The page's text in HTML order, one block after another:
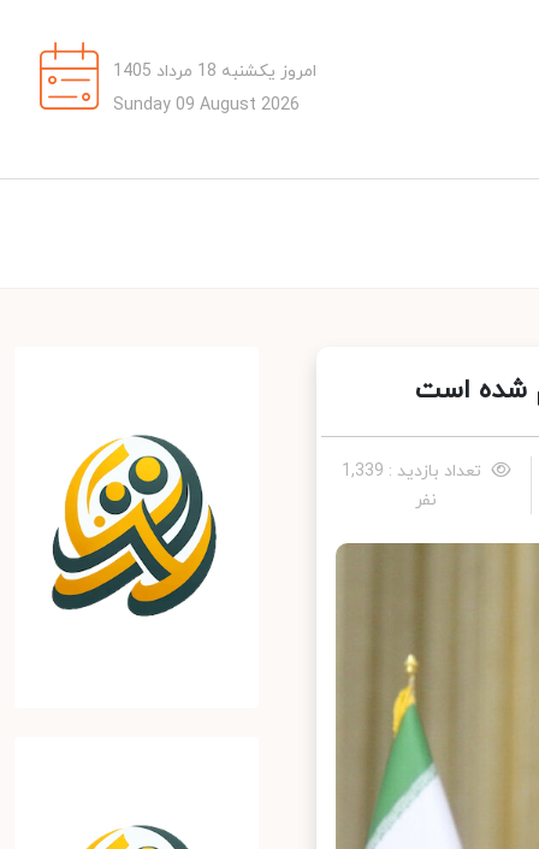
امروز یکشنبه 18 مرداد 1405
Sunday 09 August 2026
شده است
تعداد بازدید : 1,339
نفر